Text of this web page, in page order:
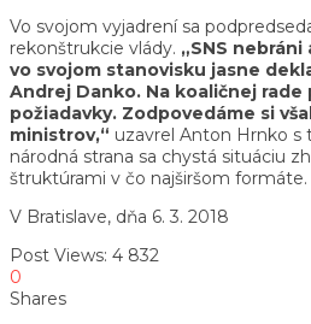
Vo svojom vyjadrení sa
rekonštrukcie vlády. „SNS
vo svojom stanovisku jasne
Andrej Danko. Na koaličnej
požiadavky. Zodpovedáme si
ministrov,“ uzavrel Anton Hrnko s
národná strana sa chystá situáciu
štruktúrami v čo najširšom formáte.
V Bratislave, dňa 6. 3. 2018
Post Views: 4 832
0
Shares